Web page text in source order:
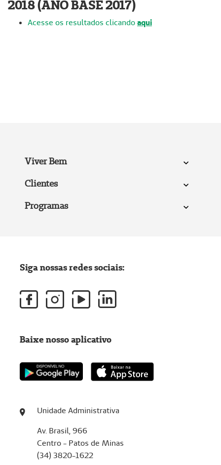
2018 (ANO BASE 2017)
Acesse os resultados clicandoaqui
Viver Bem
Clientes
Programas
Unidade Administrativa
Av. Brasil, 966
Centro - Patos de Minas
(34) 3820-1622
Siga nossas redes sociais:
Baixe nosso aplicativo